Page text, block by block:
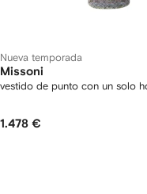
Nueva temporada
Missoni
vestido de punto con un solo
1.478 €